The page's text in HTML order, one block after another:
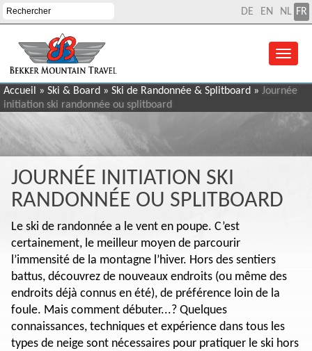
DE EN FR
NL
Accueil » Ski & Board » Ski de Randonnée & Splitboard » Journée
initiation ski randonnée ou splitboard
JOURNÉE INITIATION SKI
RANDONNÉE OU SPLITBOARD
Le ski de randonnée a le vent en poupe. C’est
certainement, le meilleur moyen de parcourir
l’immensité de la montagne l’hiver. Hors des sentiers
battus, découvrez de nouveaux endroits (ou même des
endroits déjà connus en été), de préférence loin de la
foule. Mais comment débuter...? Quelques
connaissances, techniques et expérience dans tous les
types de neige sont nécessaires pour pratiquer le ski hors